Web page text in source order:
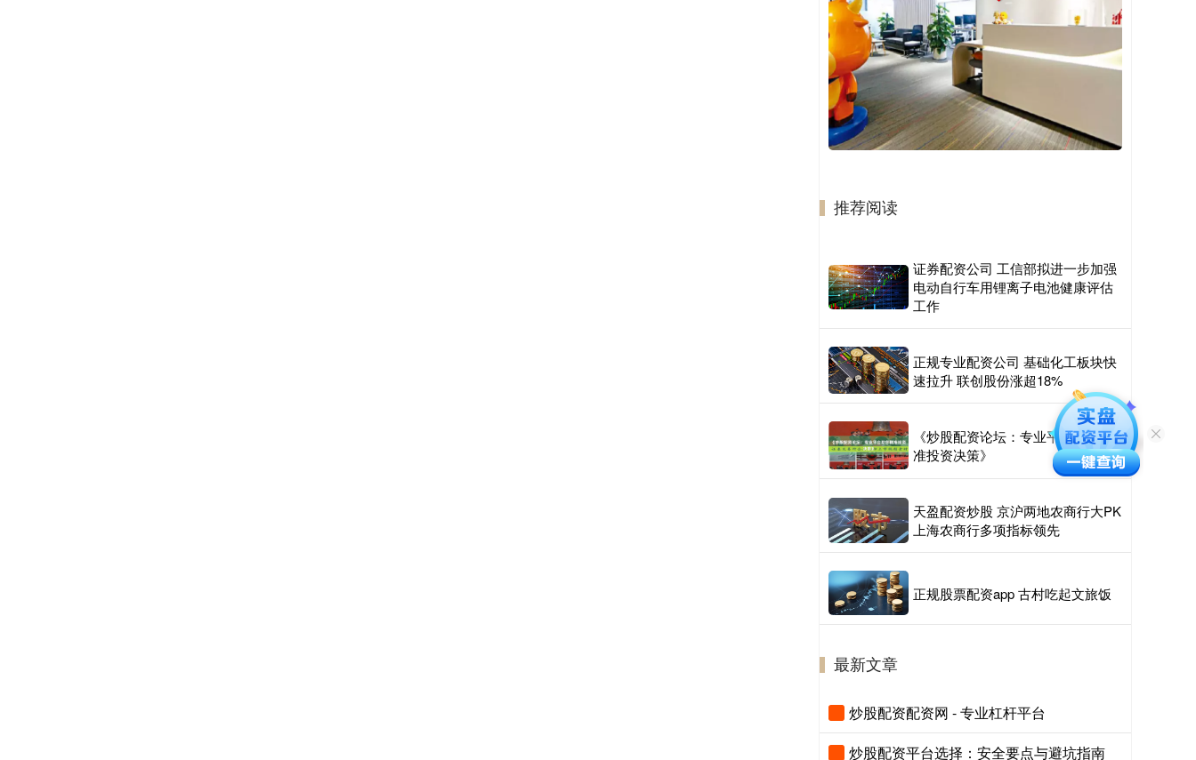
推荐阅读
证券配资公司 工信部拟进一步加强
电动自行车用锂离子电池健康评估
工作
正规专业配资公司 基础化工板块快
速拉升 联创股份涨超18%
《炒股配资论坛：专业平台助您精
准投资决策》
天盈配资炒股 京沪两地农商行大PK
上海农商行多项指标领先
正规股票配资app 古村吃起文旅饭
最新文章
炒股配资配资网 - 专业杠杆平台
炒股配资平台选择：安全要点与避坑指南